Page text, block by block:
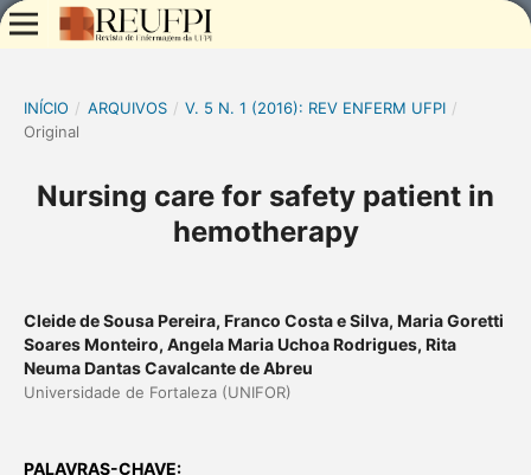
INÍCIO / ARQUIVOS / V. 5 N. 1 (2016): REV ENFERM UFPI /
Original
Nursing care for safety patient in
hemotherapy
Cleide de Sousa Pereira, Franco Costa e Silva, Maria Goretti
Soares Monteiro, Angela Maria Uchoa Rodrigues, Rita
Neuma Dantas Cavalcante de Abreu
Universidade de Fortaleza (UNIFOR)
PALAVRAS-CHAVE: